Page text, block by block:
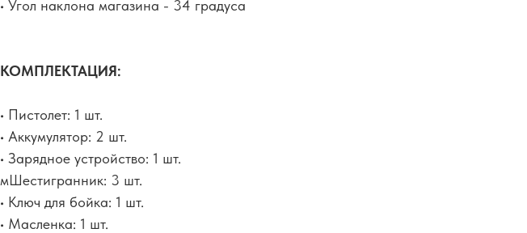
• Угол наклона магазина - 34 градуса
КОМПЛЕКТАЦИЯ:
• Пистолет: 1 шт.
• Аккумулятор: 2 шт.
• Зарядное устройство: 1 шт.
мШестигранник: 3 шт.
• Ключ для бойка: 1 шт.
• Масленка: 1 шт.